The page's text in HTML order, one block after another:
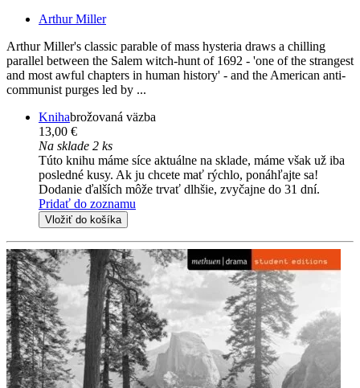
Arthur Miller
Arthur Miller's classic parable of mass hysteria draws a chilling
parallel between the Salem witch-hunt of 1692 - 'one of the strangest
and most awful chapters in human history' - and the American anti-
communist purges led by ...
Knihabrožovaná väzba
13,00 €
Na sklade 2 ks
Túto knihu máme síce aktuálne na sklade, máme však už iba
posledné kusy. Ak ju chcete mať rýchlo, ponáhľajte sa!
Dodanie ďalších môže trvať dlhšie, zvyčajne do 31 dní.
Pridať do zoznamu
Vložiť do košíka